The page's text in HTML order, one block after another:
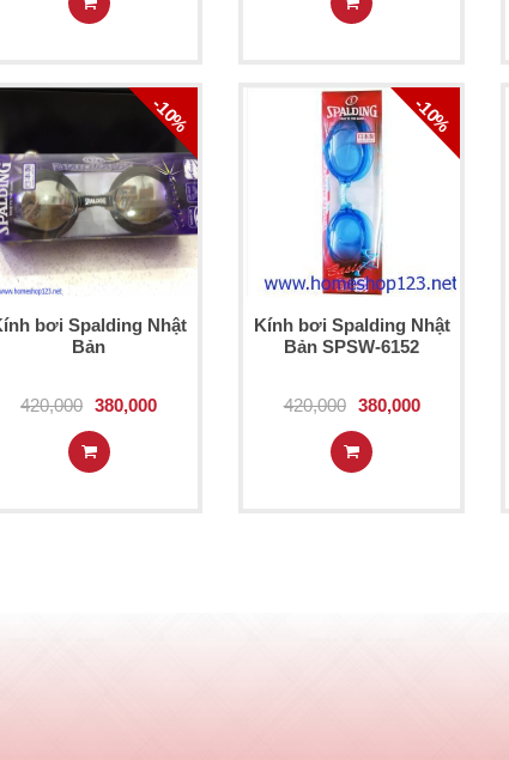
-10%
bơi Spalding Nhật
Bản
420,000 380,000
-10%
Kính bơi Spalding Nhật
Bản SPSW-6152
420,000 380,000